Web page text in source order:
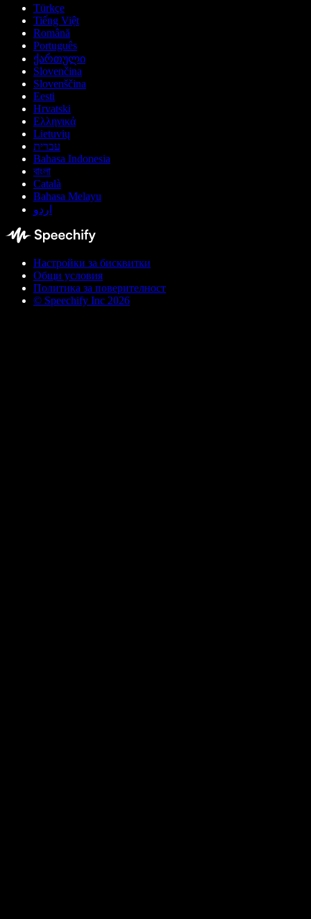
Türkçe
Tiếng Việt
Română
Português
ქართული
Slovenčina
Slovenščina
Eesti
Hrvatski
Ελληνικά
Lietuvių
עברית
Bahasa Indonesia
বাংলা
Català
Bahasa Melayu
اردو
Настройки за бисквитки
Общи условия
Политика за поверителност
© Speechify Inc 2026